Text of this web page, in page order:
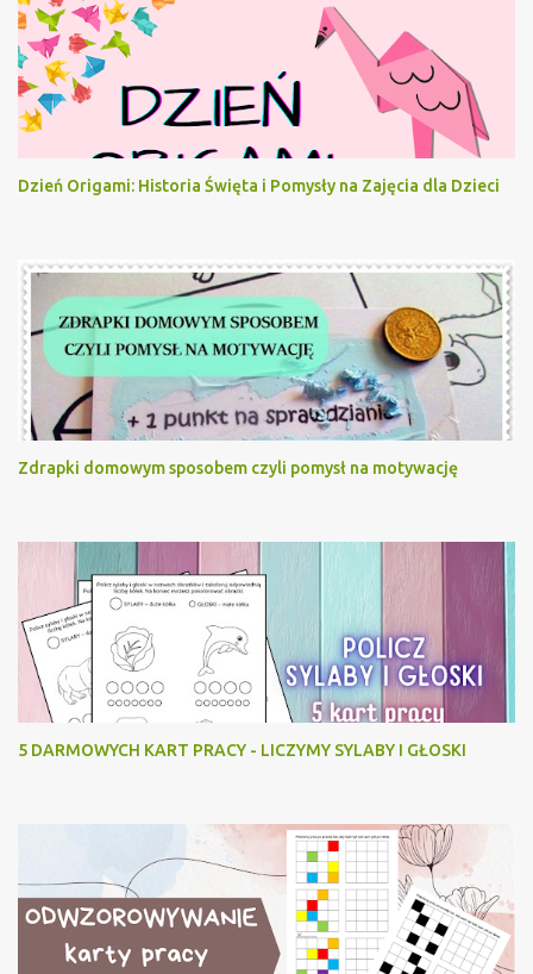
Dzień Origami: Historia Święta i Pomysły na Zajęcia dla Dzieci
Zdrapki domowym sposobem czyli pomysł na motywację
5 DARMOWYCH KART PRACY - LICZYMY SYLABY I GŁOSKI